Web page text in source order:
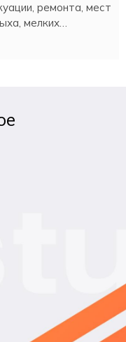
ремонта, мест
мелких